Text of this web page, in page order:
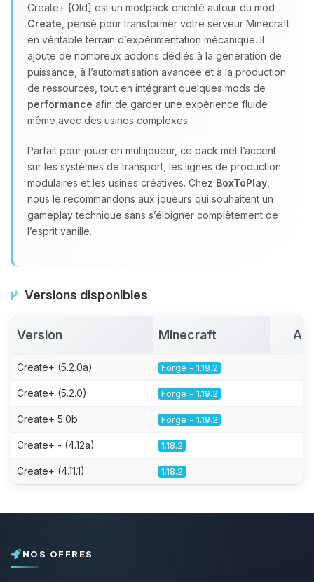
Create+ [Old] est un modpack orienté autour du mod
Create , pensé pour transformer votre serveur Minecraft
en véritable terrain d’expérimentation mécanique. Il
ajoute de nombreux addons dédiés à la génération de
puissance, à l’automatisation avancée et à la production
de ressources, tout en intégrant quelques mods de
performance afin de garder une expérience fluide
même avec des usines complexes.
Parfait pour jouer en multijoueur, ce pack met l’accent
sur les systèmes de transport, les lignes de production
modulaires et les usines créatives. Chez BoxToPlay
nous le recommandons aux joueurs qui souhaitent un
gameplay technique sans s’éloigner complètement de
l’esprit vanille.
Versions disponibles
Version Minecraft
Create+ (5.2.0a) Forge - 1.19.2
Create+ (5.2.0) Forge - 1.19.2
Create+ 5.0b Forge - 1.19.2
Create+ - (4.12a) 1.18.2
Create+ (4.11.1) 1.18.2
NOS OFFRES